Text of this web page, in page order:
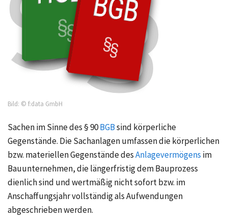
Bild: © f:data GmbH
Sachen im Sinne des§ 90BGBsind körperliche
Gegenstände. Die Sachanlagen umfassen die körperlichen
bzw. materiellen Gegenstände desAnlagevermögens im
Bauunternehmen, die längerfristig dem Bauprozess
dienlich sind und wertmäßig nicht sofort bzw. im
Anschaffungsjahr vollständig als Aufwendungen
abgeschrieben werden.